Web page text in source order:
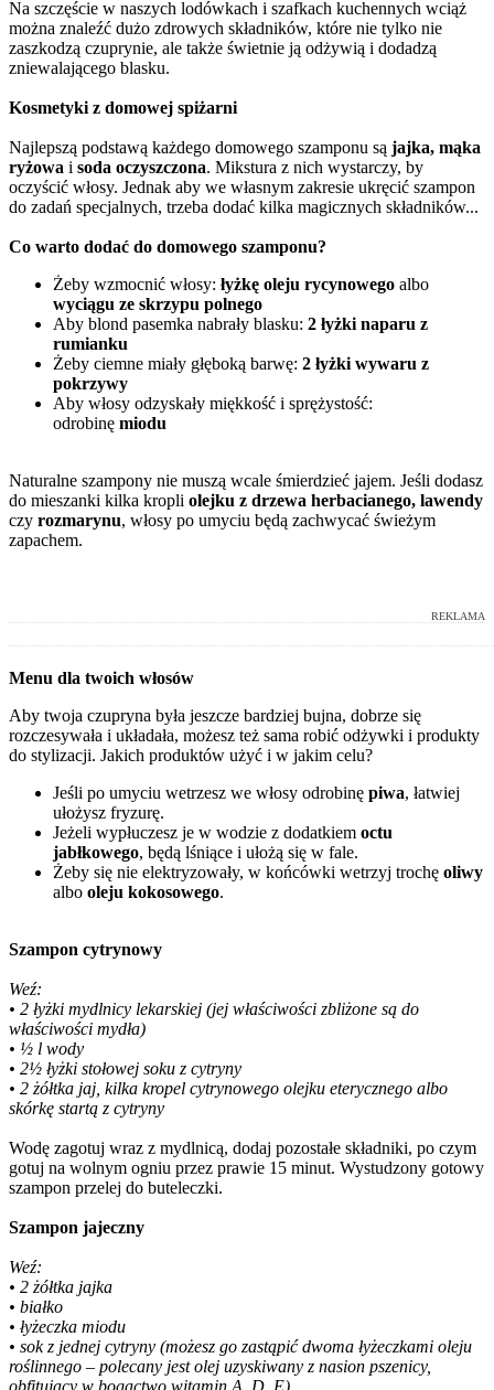
Na szczęście w naszych lodówkach i szafkach kuchennych wciąż
można znaleźć dużo zdrowych składników, które nie tylko nie
zaszkodzą czuprynie, ale także świetnie ją odżywią i dodadzą
zniewalającego blasku.
Kosmetyki z domowej spiżarni
Najlepszą podstawą każdego domowego szamponu są jajka, mąka
ryżowa i soda oczyszczona. Mikstura z nich wystarczy, by
oczyścić włosy. Jednak aby we własnym zakresie ukręcić szampon
do zadań specjalnych, trzeba dodać kilka magicznych składników...
Co warto dodać do domowego szamponu?
Żeby wzmocnić włosy: łyżkę oleju rycynowego albo
wyciągu ze skrzypu polnego
Aby blond pasemka nabrały blasku: 2 łyżki naparu z
rumianku
Żeby ciemne miały głęboką barwę: 2 łyżki wywaru z
pokrzywy
Aby włosy odzyskały miękkość i sprężystość:
odrobinę miodu
Naturalne szampony nie muszą wcale śmierdzieć jajem. Jeśli dodasz
do mieszanki kilka kropli olejku z drzewa herbacianego, lawendy
czy rozmarynu, włosy po umyciu będą zachwycać świeżym
zapachem.
REKLAMA
Menu dla twoich włosów
Aby twoja czupryna była jeszcze bardziej bujna, dobrze się
rozczesywała i układała, możesz też sama robić odżywki i produkty
do stylizacji. Jakich produktów użyć i w jakim celu?
Jeśli po umyciu wetrzesz we włosy odrobinę piwa, łatwiej
ułożysz fryzurę.
Jeżeli wypłuczesz je w wodzie z dodatkiem octu
jabłkowego, będą lśniące i ułożą się w fale.
Żeby się nie elektryzowały, w końcówki wetrzyj trochę oliwy
albo oleju kokosowego.
Szampon cytrynowy
Weź:
• 2 łyżki mydlnicy lekarskiej (jej właściwości zbliżone są do
właściwości mydła)
• ½ l wody
• 2½ łyżki stołowej soku z cytryny
• 2 żółtka jaj, kilka kropel cytrynowego olejku eterycznego albo
skórkę startą z cytryny
Wodę zagotuj wraz z mydlnicą, dodaj pozostałe składniki, po czym
gotuj na wolnym ogniu przez prawie 15 minut. Wystudzony gotowy
szampon przelej do buteleczki.
Szampon jajeczny
Weź:
• 2 żółtka jajka
• białko
• łyżeczka miodu
• sok z jednej cytryny (możesz go zastąpić dwoma łyżeczkami oleju
roślinnego – polecany jest olej uzyskiwany z nasion pszenicy,
obfitujący w bogactwo witamin A, D, E)